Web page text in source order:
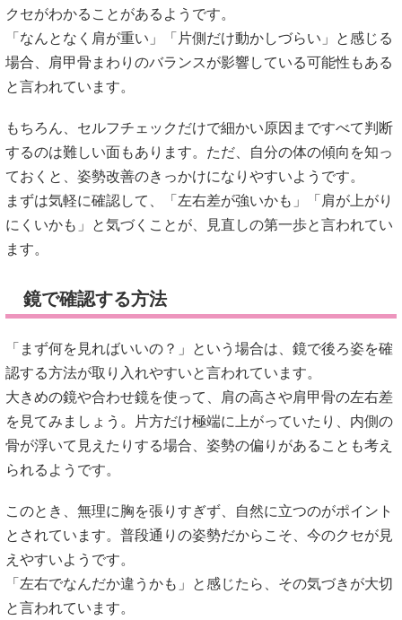
クセがわかることがあるようです。
「なんとなく肩が重い」「片側だけ動かしづらい」と感じる
場合、肩甲骨まわりのバランスが影響している可能性もある
と言われています。
もちろん、セルフチェックだけで細かい原因まですべて判断
するのは難しい面もあります。ただ、自分の体の傾向を知っ
ておくと、姿勢改善のきっかけになりやすいようです。
まずは気軽に確認して、「左右差が強いかも」「肩が上がり
にくいかも」と気づくことが、見直しの第一歩と言われてい
ます。
鏡で確認する方法
「まず何を見ればいいの？」という場合は、鏡で後ろ姿を確
認する方法が取り入れやすいと言われています。
大きめの鏡や合わせ鏡を使って、肩の高さや肩甲骨の左右差
を見てみましょう。片方だけ極端に上がっていたり、内側の
骨が浮いて見えたりする場合、姿勢の偏りがあることも考え
られるようです。
このとき、無理に胸を張りすぎず、自然に立つのがポイント
とされています。普段通りの姿勢だからこそ、今のクセが見
えやすいようです。
「左右でなんだか違うかも」と感じたら、その気づきが大切
と言われています。